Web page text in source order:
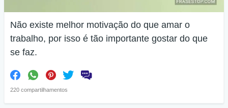
Não existe melhor motivação do que amar o
trabalho, por isso é tão importante gostar do que
se faz.
220 compartilhamentos